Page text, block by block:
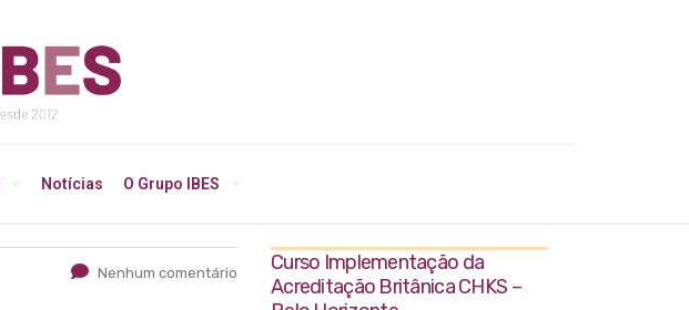
Notícias O Grupo IBES
Nenhum comentário
Curso Implementação da
Acreditação Britânica CHKS –